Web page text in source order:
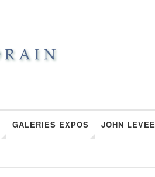
GALERIES EXPOS JOHN LEVEE